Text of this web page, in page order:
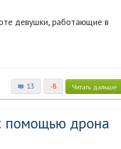
девушки, работающие в
13 -8 Читать дальше
помощью дрона